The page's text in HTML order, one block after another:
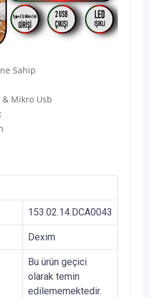
Sahip
& Mikro Usb
153.02.14.DCA0043
Dexim
Bu ürün geçici
olarak temin
edilememektedir.